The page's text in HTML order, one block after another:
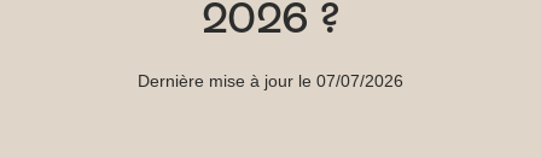
2026 ?
Dernière mise à jour le 07/07/2026